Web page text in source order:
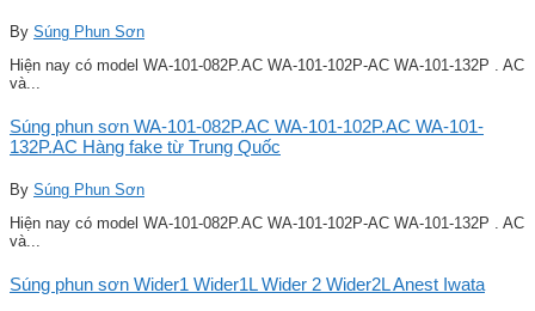
By Súng Phun Sơn
Hiện nay có model WA-101-082P.AC WA-101-102P-AC WA-101-132P . AC
và...
Súng phun sơn WA-101-082P.AC WA-101-102P.AC WA-101-
132P.AC Hàng fake từ Trung Quốc
By Súng Phun Sơn
Hiện nay có model WA-101-082P.AC WA-101-102P-AC WA-101-132P . AC
và...
Súng phun sơn Wider1 Wider1L Wider 2 Wider2L Anest Iwata